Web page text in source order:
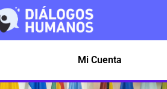
Mi Cuenta